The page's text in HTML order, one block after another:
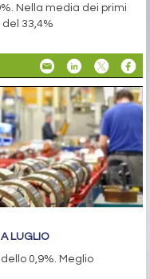
Nella media dei primi
33,4%
LUGLIO
0,9%. Meglio